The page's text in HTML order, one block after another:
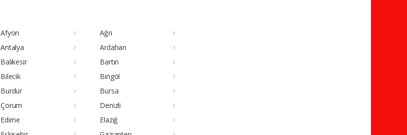
Afyon
Ağrı
Antalya
Ardahan
Balıkesir
Bartın
Bilecik
Bingöl
Burdur
Bursa
Çorum
Denizli
Edirne
Elazığ